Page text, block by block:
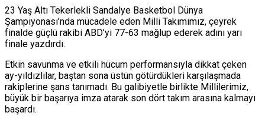
23 Yaş Altı Tekerlekli Sandalye Basketbol Dünya
Şampiyonası’nda mücadele eden Milli Takımımız, çeyrek
finalde güçlü rakibi ABD’yi 77-63 mağlup ederek adını yarı
finale yazdırdı.
Etkin savunma ve etkili hücum performansıyla dikkat çeken
ay-yıldızlılar, baştan sona üstün götürdükleri karşılaşmada
rakiplerine şans tanımadı. Bu galibiyetle birlikte Millilerimiz,
büyük bir başarıya imza atarak son dört takım arasına kalmayı
başardı.